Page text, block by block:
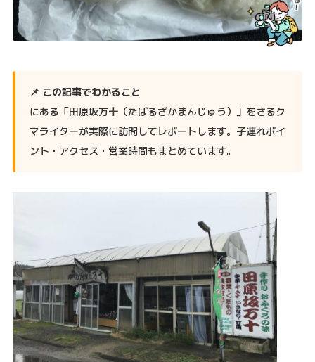
📌 この記事でわかること
にある「田原坂万十（たばるざかまんじゅう）」をさるク
マライターが実際に訪問してレポートします。子連れポイ
ント・アクセス・営業時間もまとめています。